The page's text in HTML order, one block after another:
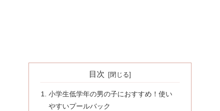
目次
小学生低学年の男の子におすすめ！使い
やすいプールバック